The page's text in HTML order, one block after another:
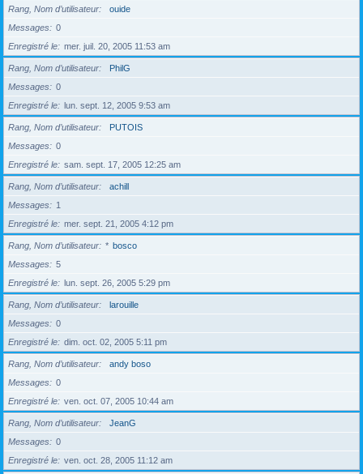
Rang, Nom d’utilisateur
ouide
Messages
0
Enregistré le
mer. juil. 20, 2005 11:53 am
Rang, Nom d’utilisateur
PhilG
Messages
0
Enregistré le
lun. sept. 12, 2005 9:53 am
Rang, Nom d’utilisateur
PUTOIS
Messages
0
Enregistré le
sam. sept. 17, 2005 12:25 am
Rang, Nom d’utilisateur
achill
Messages
1
Enregistré le
mer. sept. 21, 2005 4:12 pm
Rang, Nom d’utilisateur * bosco
Messages
5
Enregistré le
lun. sept. 26, 2005 5:29 pm
Rang, Nom d’utilisateur
larouille
Messages
0
Enregistré le
dim. oct. 02, 2005 5:11 pm
Rang, Nom d’utilisateur
andy boso
Messages
0
Enregistré le
ven. oct. 07, 2005 10:44 am
Rang, Nom d’utilisateur
JeanG
Messages
0
Enregistré le
ven. oct. 28, 2005 11:12 am